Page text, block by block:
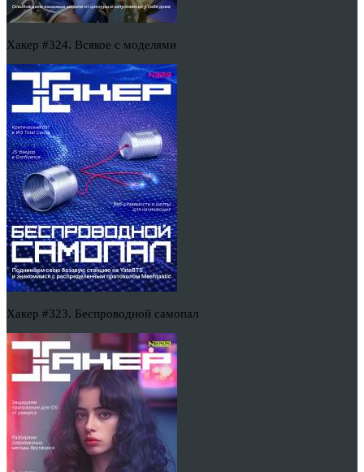
Хакер #324. Всякое с моделями
Хакер #323. Беспроводной самопал